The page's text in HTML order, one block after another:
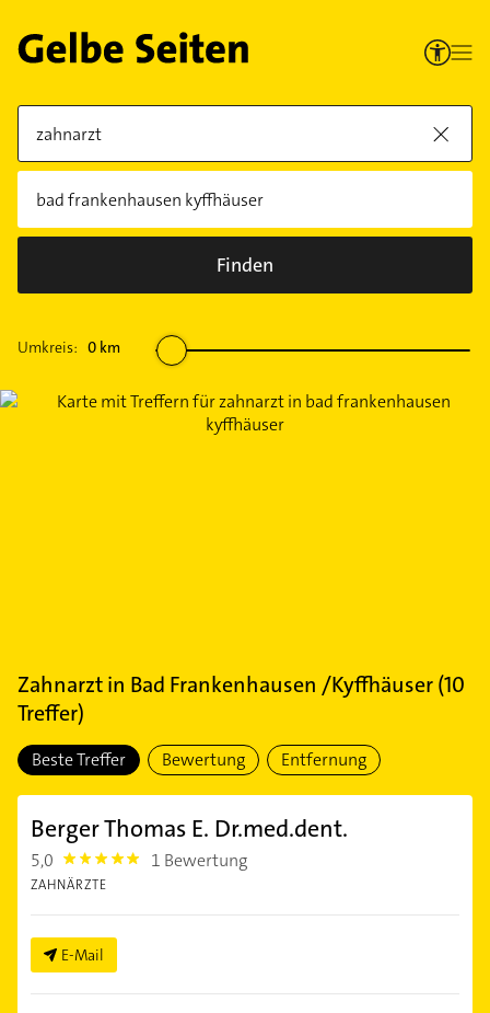
Finden
Umkreis: 0 km
Zahnarztin Bad Frankenhausen /Kyffhäuser(10
Treffer)
Beste Treffer Bewertung Entfernung
Berger Thomas E. Dr.med.dent.
5,0 5.0 1 Bewertung
ZAHNÄRZTE
E-Mail